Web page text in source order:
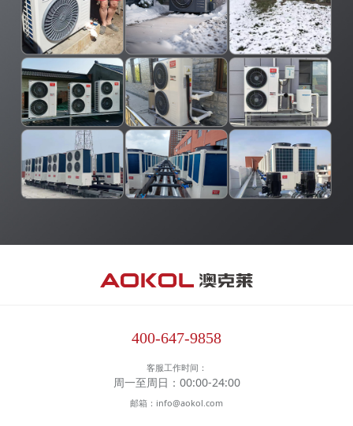
400-647-9858
客服工作时间：
周一至周日：00:00-24:00
邮箱：info@aokol.com